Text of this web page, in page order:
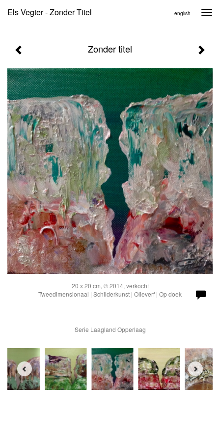
Els Vegter - Zonder Titel english
Zonder titel
20 x 20 cm, © 2014, verkocht
Tweedimensionaal | Schilderkunst | Olieverf | Op doek
Serie Laagland Opperlaag